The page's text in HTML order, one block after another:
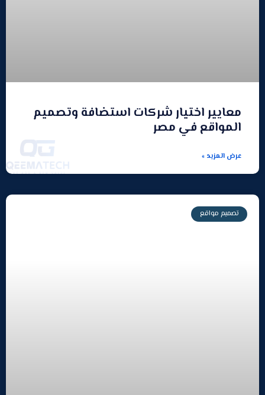
معايير اختيار شركات استضافة وتصميم
المواقع في مصر
عرض المزيد »
تصميم مواقع